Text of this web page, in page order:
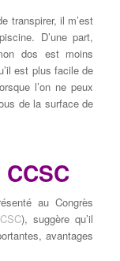
transpirer, il m’est
D’une part,
dos est moins
est plus facile de
l’on ne peux
de la surface de
au Congrès
), suggère qu’il
avantages